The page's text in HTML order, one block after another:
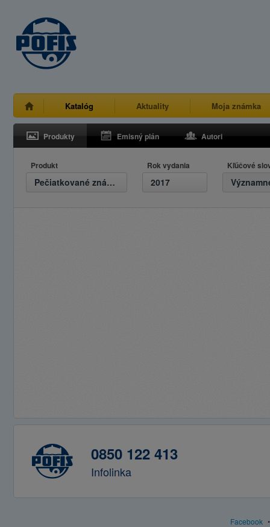
Katalóg Aktuality Moja známka
Produkty Emisný plán Autori
Produkt
Pečiatkované známky
Rok vydania
2017
Kľúčové
0850 122 413
Infolinka
Facebook